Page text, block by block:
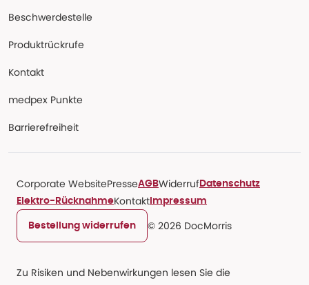
Beschwerdestelle
Produktrückrufe
Kontakt
medpex Punkte
Barrierefreiheit
Corporate WebsitePresseAGBWiderruf Datenschutz
Elektro-RücknahmeKontakt Impressum
Bestellung widerrufen © 2026 DocMorris
Zu Risiken und Nebenwirkungen lesen Sie die